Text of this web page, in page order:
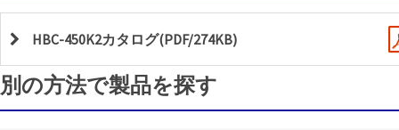
HBC-450K2カタログ(PDF/274KB)
別の方法で製品を探す